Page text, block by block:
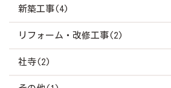
新築工事(4)
リフォーム・改修工事(2)
社寺(2)